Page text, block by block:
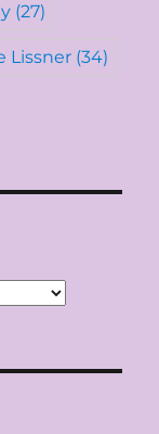
(27)
Lissner (34)